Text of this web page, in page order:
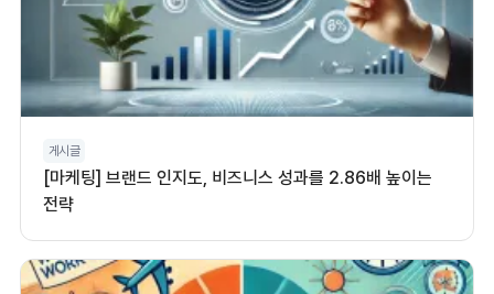
게시글
[마케팅] 브랜드 인지도, 비즈니스 성과를 2.86배 높이는
전략